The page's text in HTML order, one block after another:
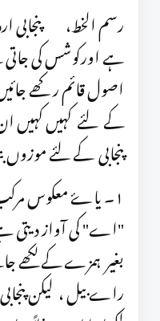
رسم الخط، پنجابی
ہے اورکوشس کی
اصول قائم رکھے
کے لئے کہیں کہیں
پنجابی کے لئے موزوں
١۔ یاۓ معکوس
"اے" کی آواز دیتی
بغیر ہمزے کے لکھے
راے بیل ، لیکن